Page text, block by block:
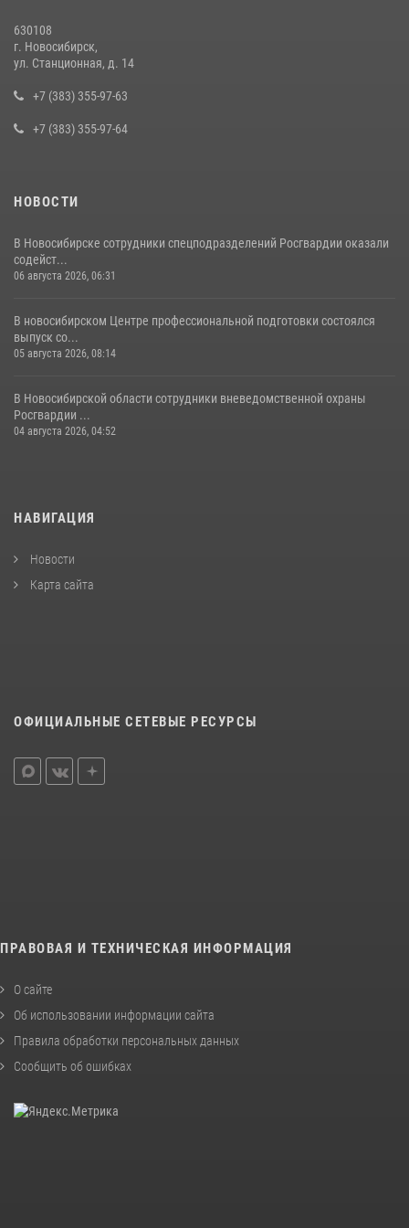
29 июля 2026, 05:19
Росгвардии задержан подозреваемый в грабеже
13 июля 2026, 05:38
630108
г. Новосибирск,
ул. Станционная, д. 14
+7 (383) 355-97-63
+7 (383) 355-97-64
НОВОСТИ
В Новосибирске сотрудники спецподразделений Росгвардии оказали
содейст...
06 августа 2026, 06:31
В новосибирском Центре профессиональной подготовки состоялся
выпуск со...
05 августа 2026, 08:14
В Новосибирской области сотрудники вневедомственной охраны
Росгвардии ...
04 августа 2026, 04:52
НАВИГАЦИЯ
Новости
Карта сайта
ОФИЦИАЛЬНЫЕ СЕТЕВЫЕ РЕСУРСЫ
ПРАВОВАЯ И ТЕХНИЧЕСКАЯ ИНФОРМАЦИЯ
О сайте
Об использовании информации сайта
Правила обработки персональных данных
Сообщить об ошибках